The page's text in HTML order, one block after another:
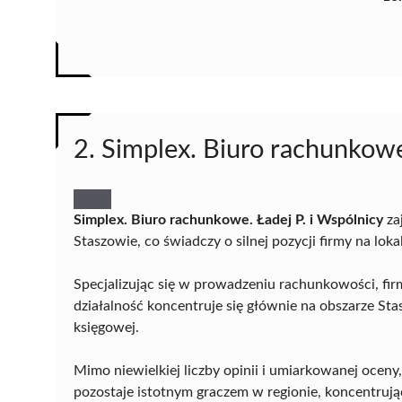
2. Simplex. Biuro
Simplex. Biuro rachunkowe. Ładej P. i Wspólnicy
Staszowie, co świadczy o silnej pozycji firmy na
Specjalizując się w prowadzeniu rachunkowości,
działalność koncentruje się głównie na obszarze
księgowej.
Mimo niewielkiej liczby opinii i umiarkowanej oceny,
pozostaje istotnym graczem w regionie,